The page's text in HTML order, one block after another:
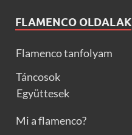
FLAMENCO OLDALAK
Flamenco tanfolyam
Táncosok
Együttesek
Mi a flamenco?